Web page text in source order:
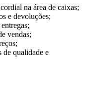
na área de caixas;
e devoluções;
vendas;
de qualidade e